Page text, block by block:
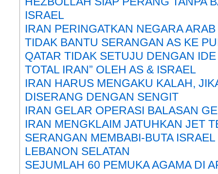
ISRAEL
IRAN PERINGATKAN NEGARA
TIDAK BANTU SERANGAN AS KE
QATAR TIDAK SETUJU DENGAN
TOTAL IRAN” OLEH AS & ISRAEL
IRAN HARUS MENGAKU KALAH,
DISERANG DENGAN SENGIT
IRAN GELAR OPERASI BALASAN
IRAN MENGKLAIM JATUHKAN JET
SERANGAN MEMBABI-BUTA
LEBANON SELATAN
SEJUMLAH 60 PEMUKA AGAMA DI